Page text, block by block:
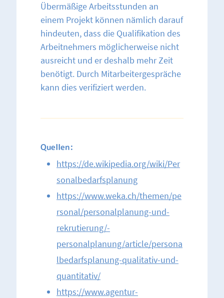
Übermäßige Arbeitsstunden an
einem Projekt können nämlich darauf
hindeuten, dass die Qualifikation des
Arbeitnehmers möglicherweise nicht
ausreicht und er deshalb mehr Zeit
benötigt. Durch Mitarbeitergespräche
kann dies verifiziert werden.
Quellen:
https://de.wikipedia.org/wiki/Per
sonalbedarfsplanung
https://www.weka.ch/themen/pe
rsonal/personalplanung-und-
rekrutierung/-
personalplanung/article/persona
lbedarfsplanung-qualitativ-und-
quantitativ/
https://www.agentur-